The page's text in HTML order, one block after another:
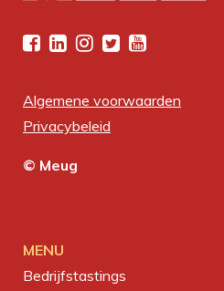
Algemene voorwaarden
Privacybeleid
© Meug
MENU
Bedrijfstastings